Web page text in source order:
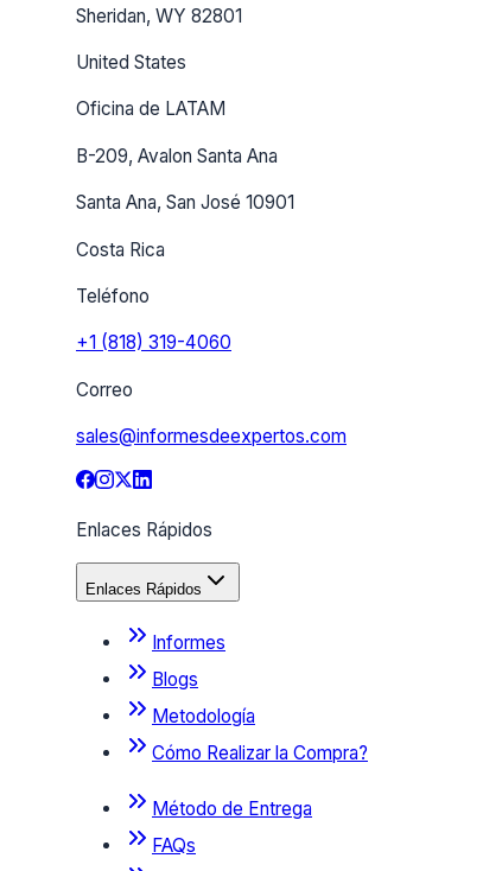
Sheridan, WY 82801
United States
Oficina de LATAM
B-209, Avalon Santa Ana
Santa Ana, San José 10901
Costa Rica
Teléfono
+1 (818) 319-4060
Correo
sales@informesdeexpertos.com
Enlaces Rápidos
Enlaces Rápidos
Informes
Blogs
Metodología
Cómo Realizar la Compra?
Método de Entrega
FAQs